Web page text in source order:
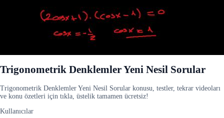
Trigonometrik Denklemler Yeni Nesil Sorular
Trigonometrik Denklemler Yeni Nesil Sorular konusu, testler, tekrar videoları
ve konu özetleri için tıkla, üstelik tamamen ücretsiz!
Kullanıcılar